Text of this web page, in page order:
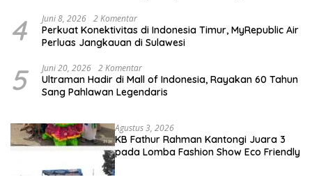
4 Juni 8, 2026 2 Komentar
Perkuat Konektivitas di Indonesia Timur, MyRepublic Air
Perluas Jangkauan di Sulawesi
5 Juni 20, 2026 2 Komentar
Ultraman Hadir di Mall of Indonesia, Rayakan 60 Tahun
Sang Pahlawan Legendaris
Agustus 3, 2026
KB Fathur Rahman Kantongi Juara 3
pada Lomba Fashion Show Eco Friendly